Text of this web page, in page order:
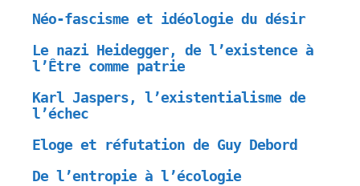
Néo-fascisme et idéologie du désir
Le nazi Heidegger, de l’existence à
l’Être comme patrie
Karl Jaspers, l’existentialisme de
l’échec
Eloge et réfutation de Guy Debord
De l’entropie à l’écologie